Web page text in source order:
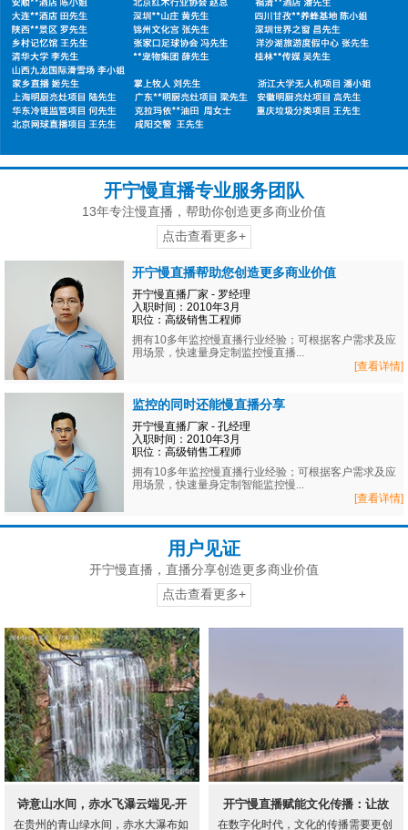
开宁慢直播专业服务团队
13年专注慢直播，帮助你创造更多商业价值
点击查看更多+
开宁慢直播帮助您创造更多商业价值
开宁慢直播厂家 - 罗经理
入职时间：2010年3月
职位：高级销售工程师
拥有10多年监控慢直播行业经验；可根据客户需求及应
用场景，快速量身定制监控慢直播...
[查看详情]
监控的同时还能慢直播分享
开宁慢直播厂家 - 孔经理
入职时间：2010年3月
职位：高级销售工程师
拥有10多年监控慢直播行业经验；可根据客户需求及应
用场景，快速量身定制智能监控慢...
[查看详情]
用户见证
开宁慢直播，直播分享创造更多商业价值
点击查看更多+
诗意山水间，赤水飞瀑云端见-开
宁4K慢直播摄像机
在贵州的青山绿水间，赤水大瀑布如
开宁慢直播赋能文化传播：让故
宫角楼成为世界的文化客厅
在数字化时代，文化的传播需要更创